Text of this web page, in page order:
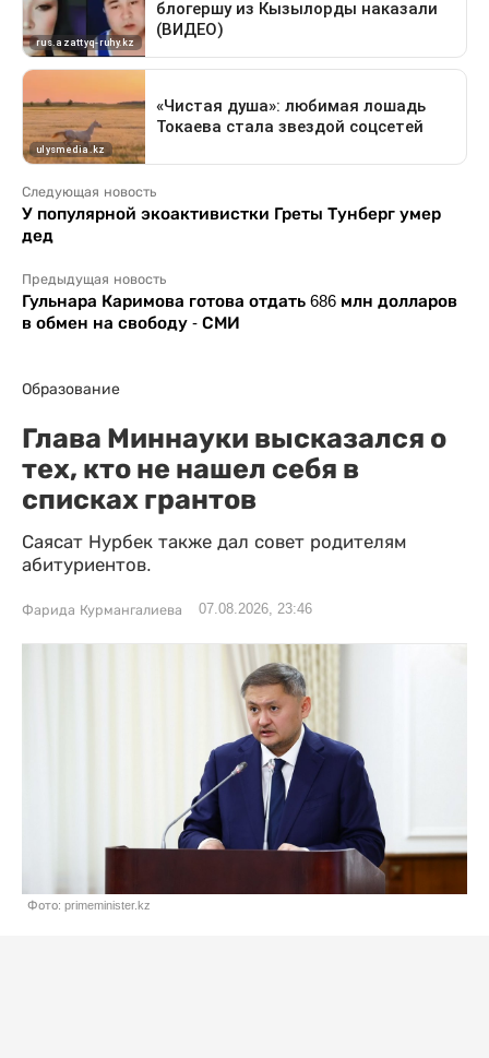
Следующая новость
У популярной экоактивистки Греты Тунберг умер
дед
Предыдущая новость
Гульнара Каримова готова отдать 686 млн долларов
в обмен на свободу - СМИ
Образование
Глава Миннауки высказался о
тех, кто не нашел себя в
списках грантов
Саясат Нурбек также дал совет родителям
абитуриентов.
Фарида Курмангалиева 07.08.2026, 23:46
Фото: primeminister.kz